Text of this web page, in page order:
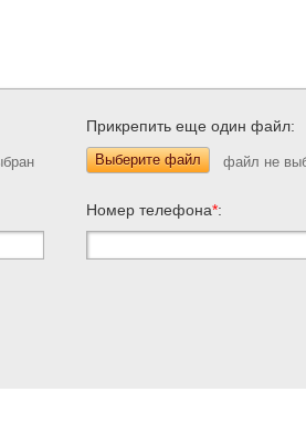
Прикрепить еще один файл:
Выберите файл
Номер телефона*: